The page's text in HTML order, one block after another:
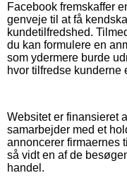
Facebook fremskaffer
genveje til at få
kundetilfredshed.
du kan formulere en
som ydermere burde
hvor tilfredse kunderne
Websitet er finansieret
samarbejder med et
annoncerer firmaernes
så vidt en af de
handel.